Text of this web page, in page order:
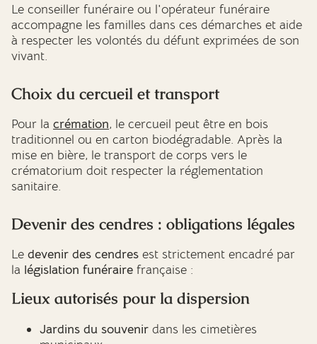
Le conseiller funéraire ou l'opérateur funéraire
accompagne les familles dans ces démarches et aide
à respecter les volontés du défunt exprimées de son
vivant.
Choix du cercueil et transport
Pour la crémation, le cercueil peut être en bois
traditionnel ou en carton biodégradable. Après la
mise en bière, le transport de corps vers le
crématorium doit respecter la réglementation
sanitaire.
Devenir des cendres : obligations légales
Le devenir des cendres est strictement encadré par
la législation funéraire française :
Lieux autorisés pour la dispersion
Jardins du souvenir dans les cimetières